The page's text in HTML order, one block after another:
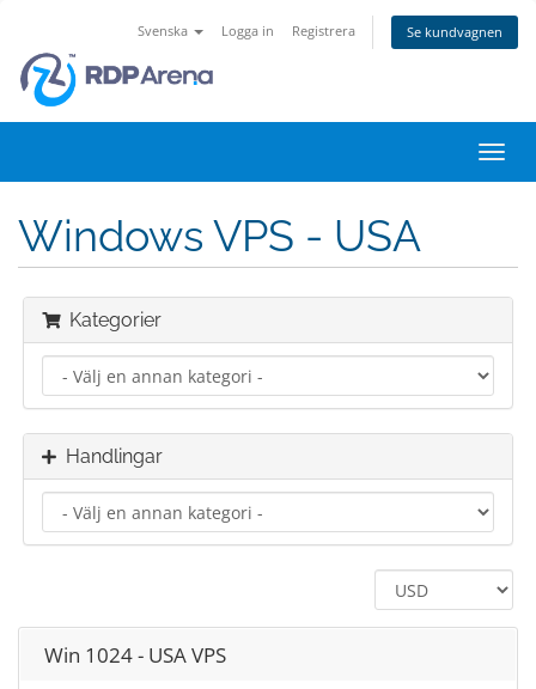
Svenska Logga in Registrera Se kundvagnen
Växla
Windows VPS - USA
Kategorier
Handlingar
Win 1024 - USA VPS